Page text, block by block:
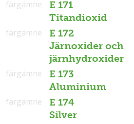
E 171
Titandioxid
färgämne
E 172
Järnoxider och
järnhydroxider
färgämne
E 173
Aluminium
färgämne
E 174
Silver
färgämne